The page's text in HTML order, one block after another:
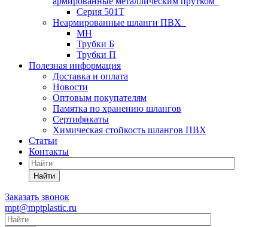
Серия 501T
Неармированные шланги ПВХ
МН
Трубки Б
Трубки П
Полезная информация
Доставка и оплата
Новости
Оптовым покупателям
Памятка по хранению шлангов
Сертификаты
Химическая стойкость шлангов ПВХ
Статьи
Контакты
Найти
Заказать звонок
mpt@mptplastic.ru